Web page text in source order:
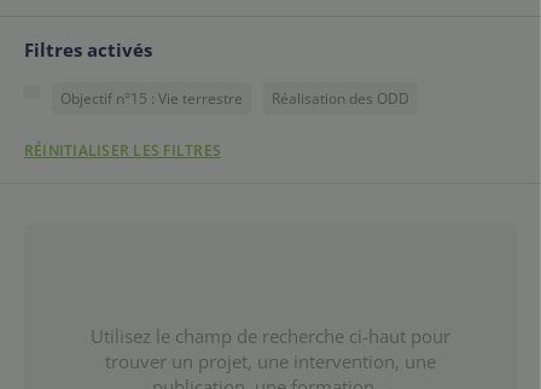
Filtres activés
Objectif n°15 : Vie terrestre Réalisation des ODD
RÉINITIALISER LES FILTRES
Utilisez le champ de recherche ci-haut pour
trouver un projet, une intervention, une